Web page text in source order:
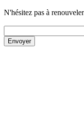
N'hésitez pas à